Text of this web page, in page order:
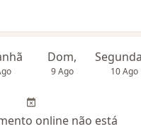
Dom,
9 Ago 10 Ago
online não está